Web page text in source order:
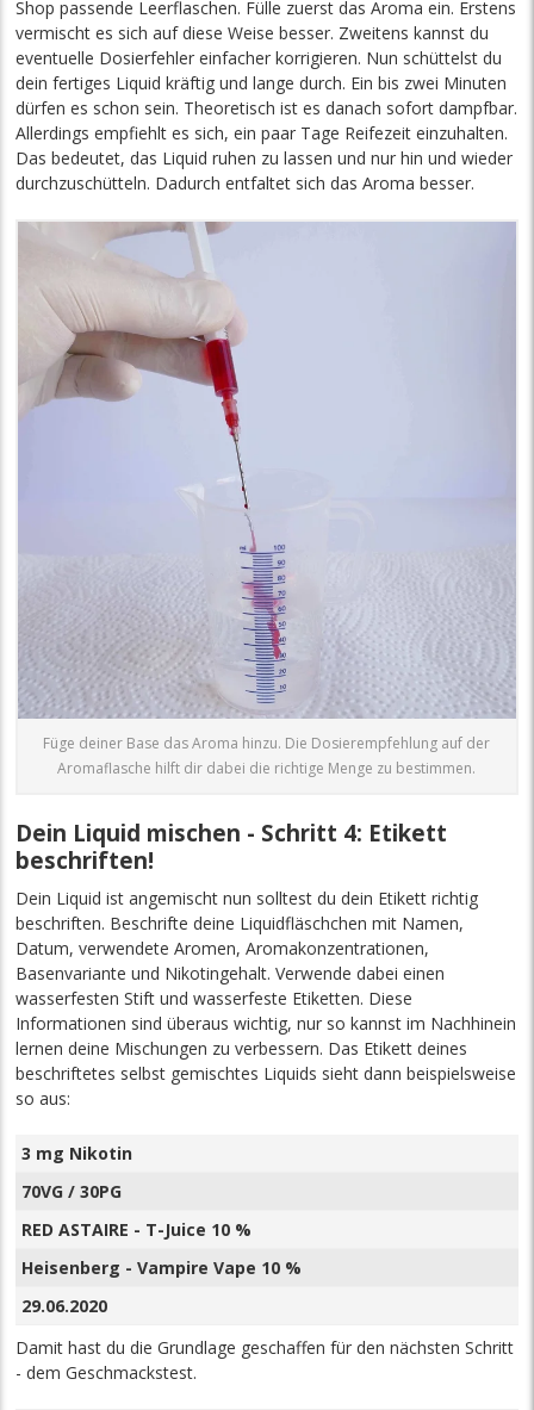
Shop passende Leerflaschen. Fülle zuerst das Aroma ein. Erstens
vermischt es sich auf diese Weise besser. Zweitens kannst du
eventuelle Dosierfehler einfacher korrigieren. Nun schüttelst du
dein fertiges Liquid kräftig und lange durch. Ein bis zwei Minuten
dürfen es schon sein. Theoretisch ist es danach sofort dampfbar.
Allerdings empfiehlt es sich, ein paar Tage Reifezeit einzuhalten.
Das bedeutet, das Liquid ruhen zu lassen und nur hin und wieder
durchzuschütteln. Dadurch entfaltet sich das Aroma besser.
Füge deiner Base das Aroma hinzu. Die Dosierempfehlung auf der
Aromaflasche hilft dir dabei die richtige Menge zu bestimmen.
Dein Liquid mischen - Schritt 4: Etikett
beschriften!
Dein Liquid ist angemischt nun solltest du dein Etikett richtig
beschriften. Beschrifte deine Liquidfläschchen mit Namen,
Datum, verwendete Aromen, Aromakonzentrationen,
Basenvariante und Nikotingehalt. Verwende dabei einen
wasserfesten Stift und wasserfeste Etiketten. Diese
Informationen sind überaus wichtig, nur so kannst im Nachhinein
lernen deine Mischungen zu verbessern. Das Etikett deines
beschriftetes selbst gemischtes Liquids sieht dann beispielsweise
so aus:
3 mg Nikotin
70VG / 30PG
RED ASTAIRE - T-Juice 10 %
Heisenberg - Vampire Vape 10 %
29.06.2020
Damit hast du die Grundlage geschaffen für den nächsten Schritt
- dem Geschmackstest.